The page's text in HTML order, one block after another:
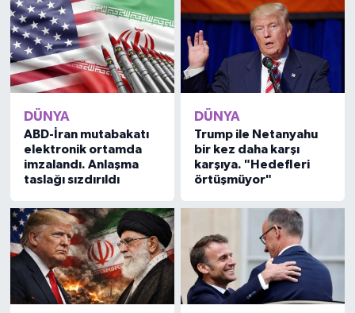
DÜNYA
ABD-İran mutabakatı
elektronik ortamda
imzalandı. Anlaşma
taslağı sızdırıldı
DÜNYA
Trump ile Netanyahu
bir kez daha karşı
karşıya. "Hedefleri
örtüşmüyor"